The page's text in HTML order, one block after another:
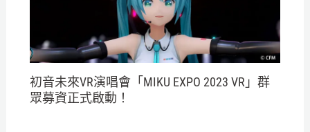
初音未來VR演唱會「MIKU EXPO 2023 VR」群
眾募資正式啟動！